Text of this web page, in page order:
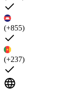
(+855)
(+237)